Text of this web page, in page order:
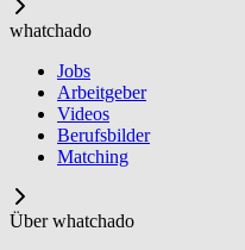
whatchado
Jobs
Arbeitgeber
Videos
Berufsbilder
Matching
Über whatchado